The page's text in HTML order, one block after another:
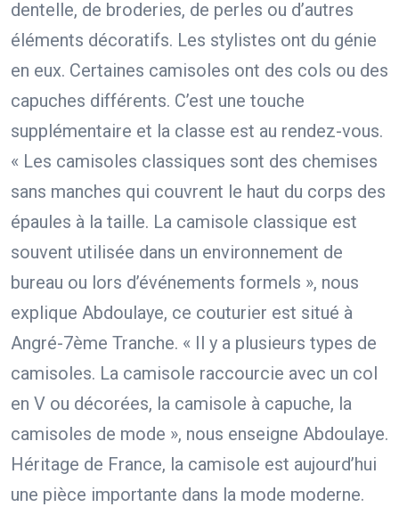
dentelle, de broderies, de perles ou d’autres
éléments décoratifs. Les stylistes ont du génie
en eux. Certaines camisoles ont des cols ou des
capuches différents. C’est une touche
supplémentaire et la classe est au rendez-vous.
« Les camisoles classiques sont des chemises
sans manches qui couvrent le haut du corps des
épaules à la taille. La camisole classique est
souvent utilisée dans un environnement de
bureau ou lors d’événements formels », nous
explique Abdoulaye, ce couturier est situé à
Angré-7ème Tranche. « Il y a plusieurs types de
camisoles. La camisole raccourcie avec un col
en V ou décorées, la camisole à capuche, la
camisoles de mode », nous enseigne Abdoulaye.
Héritage de France, la camisole est aujourd’hui
une pièce importante dans la mode moderne.